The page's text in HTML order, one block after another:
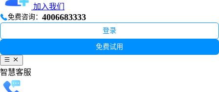
加入我们
免费咨询： 4006683333
登录
免费试用
智慧客服